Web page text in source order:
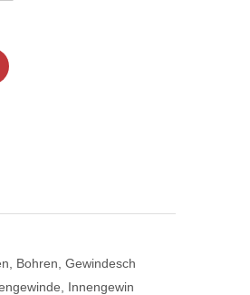
Bohren, Gewindesch
Innengewin